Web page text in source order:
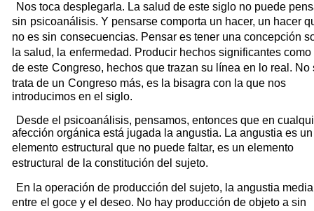
Nos toca desplegarla. La salud de este siglo no puede
sin psicoanálisis. Y pensarse comporta un hacer, un hacer
no es sin consecuencias. Pensar es tener una concepción
la salud, la enfermedad. Producir hechos significantes como
de este Congreso, hechos que trazan su línea en lo real. No
trata de un Congreso más, es la bisagra con la que nos
introducimos en el siglo.
Desde el psicoanálisis, pensamos, entonces que en
afección orgánica está jugada la angustia. La angustia es un
elemento estructural que no puede faltar, es un elemento
estructural de la constitución del sujeto.
En la operación de producción del sujeto, la angustia media
entre el goce y el deseo. No hay producción de objeto a sin